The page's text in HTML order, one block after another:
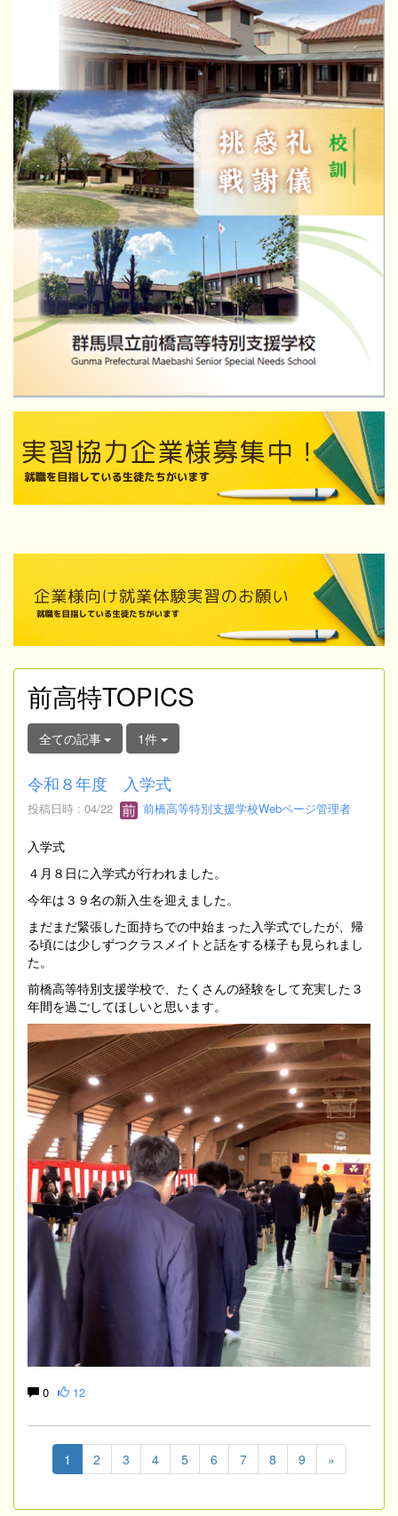
前高特TOPICS
全ての記事 1件
令和８年度 入学式
投稿日時 : 04/22 前橋高等特別支援学校Webページ管理者
入学式
４月８日に入学式が行われました。
今年は３９名の新入生を迎えました。
まだまだ緊張した面持ちでの中始まった入学式でしたが、帰
る頃には少しずつクラスメイトと話をする様子も見られまし
た。
前橋高等特別支援学校で、たくさんの経験をして充実した３
年間を過ごしてほしいと思います。
0 12
1 2 3 4 5 6 7 8 9 »